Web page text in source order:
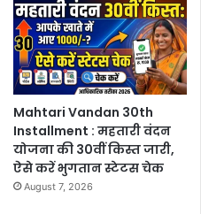
Mahtari Vandan 30th
Installment : महतारी वंदन
योजना की 30वीं किस्त जारी,
ऐसे करें भुगतान स्टेटस चेक
August 7, 2026